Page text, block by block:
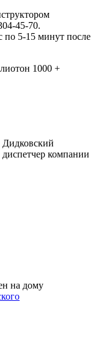
45-70.
по 5-15 минут после
1000 +
Дидковский
компании